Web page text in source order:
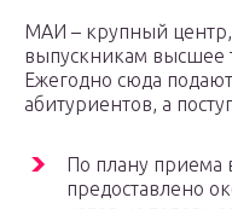
МАИ – крупный
выпускникам высшее
Ежегодно сюда
абитуриентов, а
По плану приема
предоставлено